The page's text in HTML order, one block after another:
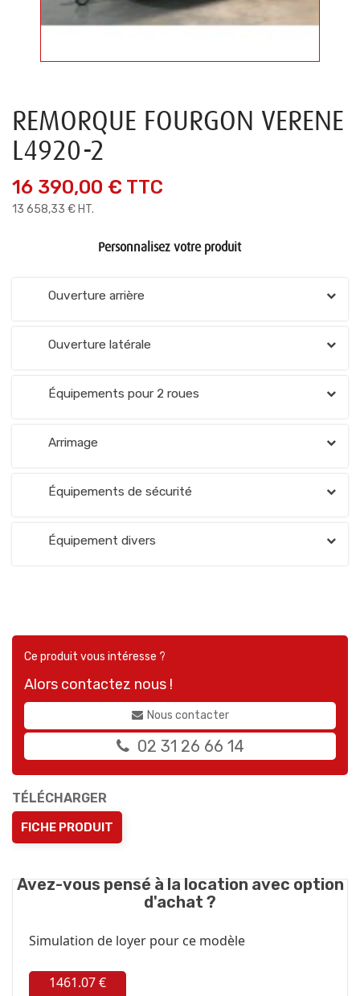
REMORQUE FOURGON VERENE
L4920-2
16 390,00 € TTC
13 658,33 € HT.
Personnalisez votre produit
Ouverture arrière
Ouverture latérale
Équipements pour 2 roues
Arrimage
Équipements de sécurité
Équipement divers
Ce produit vous intéresse ?
Alors contactez nous !
Nous contacter
02 31 26 66 14
TÉLÉCHARGER
FICHE PRODUIT
Avez-vous pensé à la location avec option
d'achat ?